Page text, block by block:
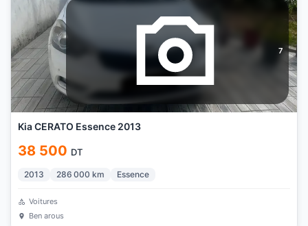
7
Kia CERATO Essence 2013
38 500 DT
2013 286 000 km Essence
Voitures
Ben arous